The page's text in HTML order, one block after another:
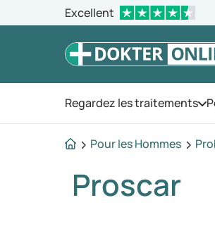
Excellent
Regardez les traitements
Pour les Hommes
Proscar